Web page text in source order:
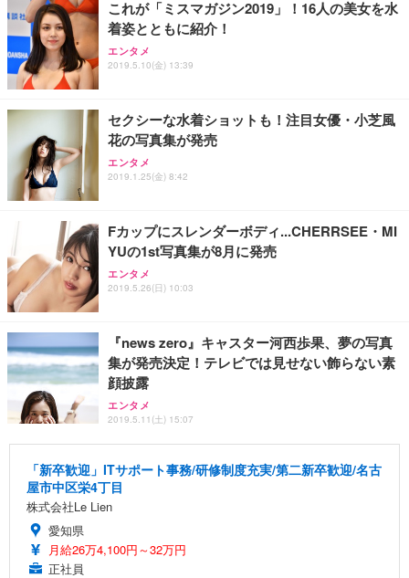
これが「ミスマガジン2019」！16人の美女を水
着姿とともに紹介！
エンタメ
2019.5.10(金) 13:39
セクシーな水着ショットも！注目女優・小芝風
花の写真集が発売
エンタメ
2019.1.25(金) 8:42
Fカップにスレンダーボディ...CHERRSEE・MI
YUの1st写真集が8月に発売
エンタメ
2019.5.26(日) 10:03
『news zero』キャスター河西歩果、夢の写真
集が発売決定！テレビでは見せない飾らない素
顔披露
エンタメ
2019.5.11(土) 15:07
「新卒歓迎」ITサポート事務/研修制度充実/第二新卒歓迎/名古
屋市中区栄4丁目
株式会社Le Lien
愛知県
月給26万4,100円～32万円
正社員